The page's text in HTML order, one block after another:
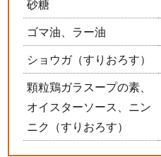
砂糖
ゴマ油、ラー油
ショウガ（すりおろす）
顆粒鶏ガラスープの素、
オイスターソース、ニン
ニク（すりおろす）